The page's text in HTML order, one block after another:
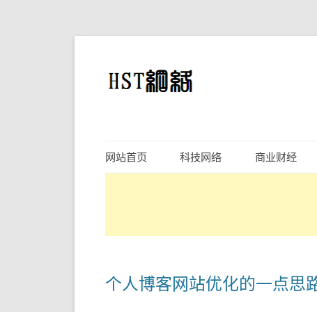
网站首页 科技网络 商业财经
个人博客网站优化的一点思